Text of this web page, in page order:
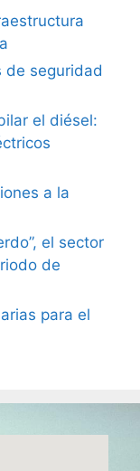
de seguridad
el diésel:
a la
el sector
de
para el